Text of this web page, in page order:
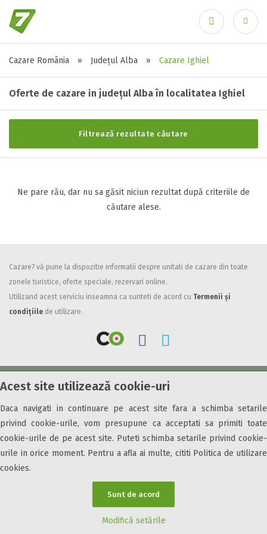
Acest site utilizează cookie-uri
Daca navigati in continuare pe acest site fara a schimba setarile
privind cookie-urile, vom presupune ca acceptati sa primiti toate
cookie-urile de pe acest site. Puteti schimba setarile privind cookie-
urile in orice moment. Pentru a afla ai multe, cititi Politica de utilizare
cookies.
Sunt de acord
Modifică setările
Cazare România » Județul Alba » Cazare Ighiel
Oferte de cazare in județul Alba în localitatea Ighiel
Filtrează rezultate căutare
Stele / margarete
Neclasificat
2 stele / margarete
3 stele / margarete
Facilități
Internet wireless
All inclusive
Pensiune completa
Demipensiune
Mic dejun
Accepta animale
Accepta voucher vacanta
Acces persoane cu dizabilități
Ne pare rău, dar nu sa găsit niciun rezultat după criteriile de
căutare alese.
Cazare7 vă pune la dispozitie informatii despre unitati de cazare din toate
zonele turistice, oferte speciale, rezervari online.
Utilizand acest serviciu inseamna ca sunteti de acord cu Termenii și
condițiile de utilizare.
© 2026 Cazare7. Toate drepturile rezervate.
Obiective turistice Informații utile Parteneri Cazare7 Harta Cazare7